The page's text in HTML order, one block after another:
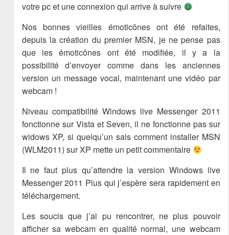
votre pc et une connexion qui arrive à suivre
Nos bonnes vieilles émoticônes ont été refaites,
depuis la création du premier MSN, je ne pense pas
que les émoticônes ont été modifiée, il y a la
possibilité d’envoyer comme dans les anciennes
version un message vocal, maintenant une vidéo par
webcam !
Niveau compatibilité Windows live Messenger 2011
fonctionne sur Vista et Seven, il ne fonctionne pas sur
widows XP, si quelqu’un sais comment installer MSN
(WLM2011) sur XP mette un petit commentaire
Il ne faut plus qu’attendre la version Windows live
Messenger 2011 Plus qui j’espère sera rapidement en
téléchargement.
Les soucis que j’ai pu rencontrer, ne plus pouvoir
afficher sa webcam en qualité normal, une webcam